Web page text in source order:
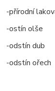
-přírodní
-ostín olše
-odstín dub
-odstín ořech